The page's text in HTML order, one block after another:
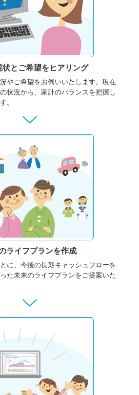
状と ご希望をヒアリング
やご希望をお伺いいたします。 現在
状況から、家計のバランスを把握し
。
ライフプランを作成
に、今後の長期キャッシュフローを
た未来のライフプランをご提案いた